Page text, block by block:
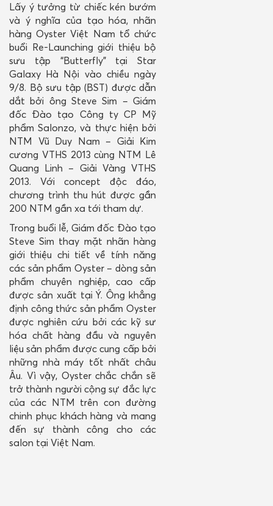
Lấy ý tưởng từ chiếc kén bướm
và ý nghĩa của tạo hóa, nhãn
hàng Oyster Việt Nam tổ chức
buổi Re-Launching giới thiệu bộ
sưu tập “Butterfly” tại Star
Galaxy Hà Nội vào chiều ngày
9/8. Bộ sưu tập (BST) được dẫn
dắt bởi ông Steve Sim – Giám
đốc Đào tạo Công ty CP Mỹ
phẩm Salonzo, và thực hiện bởi
NTM Vũ Duy Nam – Giải Kim
cương VTHS 2013 cùng NTM Lê
Quang Linh – Giải Vàng VTHS
2013. Với concept độc đáo,
chương trình thu hút được gần
200 NTM gần xa tới tham dự.
Trong buổi lễ, Giám đốc Đào tạo
Steve Sim thay mặt nhãn hàng
giới thiệu chi tiết về tính năng
các sản phẩm Oyster – dòng sản
phẩm chuyên nghiệp, cao cấp
được sản xuất tại Ý. Ông khẳng
định công thức sản phẩm Oyster
được nghiên cứu bởi các kỹ sư
hóa chất hàng đầu và nguyên
liệu sản phẩm được cung cấp bởi
những nhà máy tốt nhất châu
Âu. Vì vậy, Oyster chắc chắn sẽ
trở thành người cộng sự đắc lực
của các NTM trên con đường
chinh phục khách hàng và mang
đến sự thành công cho các
salon tại Việt Nam.